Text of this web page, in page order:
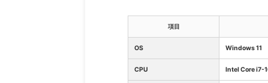
項目
OS Windows 11
CPU Intel Core i7-